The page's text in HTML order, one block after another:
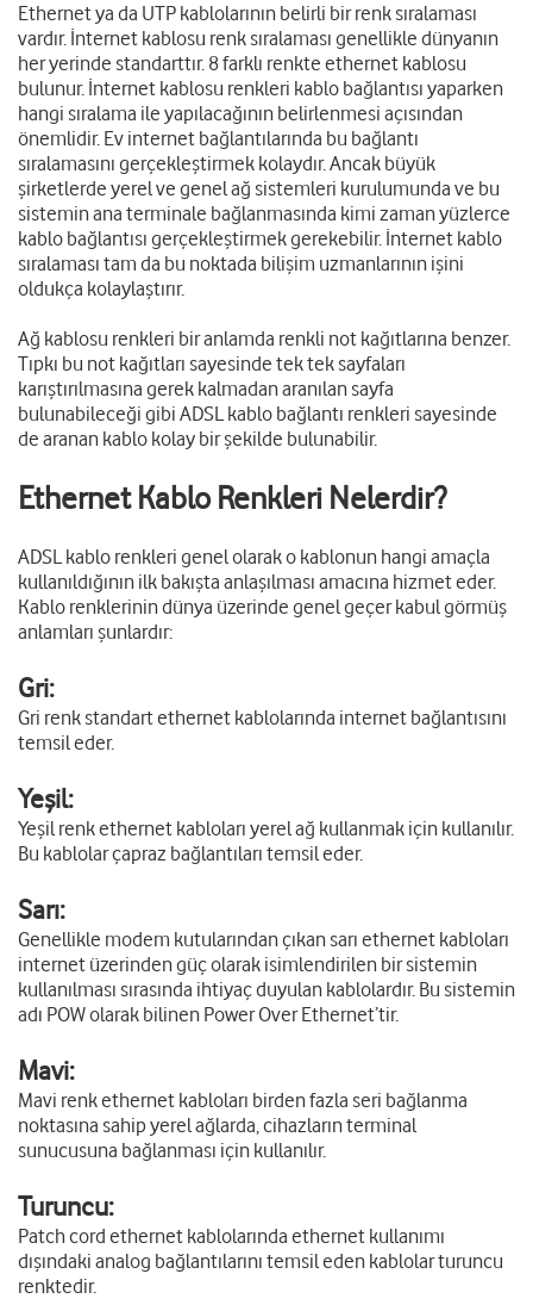
Ethernet ya da UTP kablolarının belirli bir renk sıralaması
vardır. İnternet kablosu renk sıralaması genellikle dünyanın
her yerinde standarttır. 8 farklı renkte ethernet kablosu
bulunur. İnternet kablosu renkleri kablo bağlantısı yaparken
hangi sıralama ile yapılacağının belirlenmesi açısından
önemlidir. Ev internet bağlantılarında bu bağlantı
sıralamasını gerçekleştirmek kolaydır. Ancak büyük
şirketlerde yerel ve genel ağ sistemleri kurulumunda ve bu
sistemin ana terminale bağlanmasında kimi zaman yüzlerce
kablo bağlantısı gerçekleştirmek gerekebilir. İnternet kablo
sıralaması tam da bu noktada bilişim uzmanlarının işini
oldukça kolaylaştırır.
Ağ kablosu renkleri bir anlamda renkli not kağıtlarına benzer.
Tıpkı bu not kağıtları sayesinde tek tek sayfaları
karıştırılmasına gerek kalmadan aranılan sayfa
bulunabileceği gibi ADSL kablo bağlantı renkleri sayesinde
de aranan kablo kolay bir şekilde bulunabilir.
Ethernet Kablo Renkleri Nelerdir?
ADSL kablo renkleri genel olarak o kablonun hangi amaçla
kullanıldığının ilk bakışta anlaşılması amacına hizmet eder.
Kablo renklerinin dünya üzerinde genel geçer kabul görmüş
anlamları şunlardır:
Gri:
Gri renk standart ethernet kablolarında internet bağlantısını
temsil eder.
Yeşil:
Yeşil renk ethernet kabloları yerel ağ kullanmak için kullanılır.
Bu kablolar çapraz bağlantıları temsil eder.
Sarı:
Genellikle modem kutularından çıkan sarı ethernet kabloları
internet üzerinden güç olarak isimlendirilen bir sistemin
kullanılması sırasında ihtiyaç duyulan kablolardır. Bu sistemin
adı POW olarak bilinen Power Over Ethernet’tir.
Mavi:
Mavi renk ethernet kabloları birden fazla seri bağlanma
noktasına sahip yerel ağlarda, cihazların terminal
sunucusuna bağlanması için kullanılır.
Turuncu:
Patch cord ethernet kablolarında ethernet kullanımı
dışındaki analog bağlantılarını temsil eden kablolar turuncu
renktedir.